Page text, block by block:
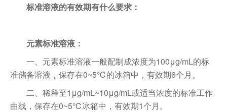
标准溶液的有效期有什么要求：
元素标准溶液：
一、元素标准溶液一般配制成浓度为100μg/mL的标
准储备溶液，保存在0~5℃的冰箱中，有效期6个月。
二、稀释至1μg/mL~10μg/mL或适当浓度的标准工作
曲线，保存在0~5℃冰箱中，有效期1个月。